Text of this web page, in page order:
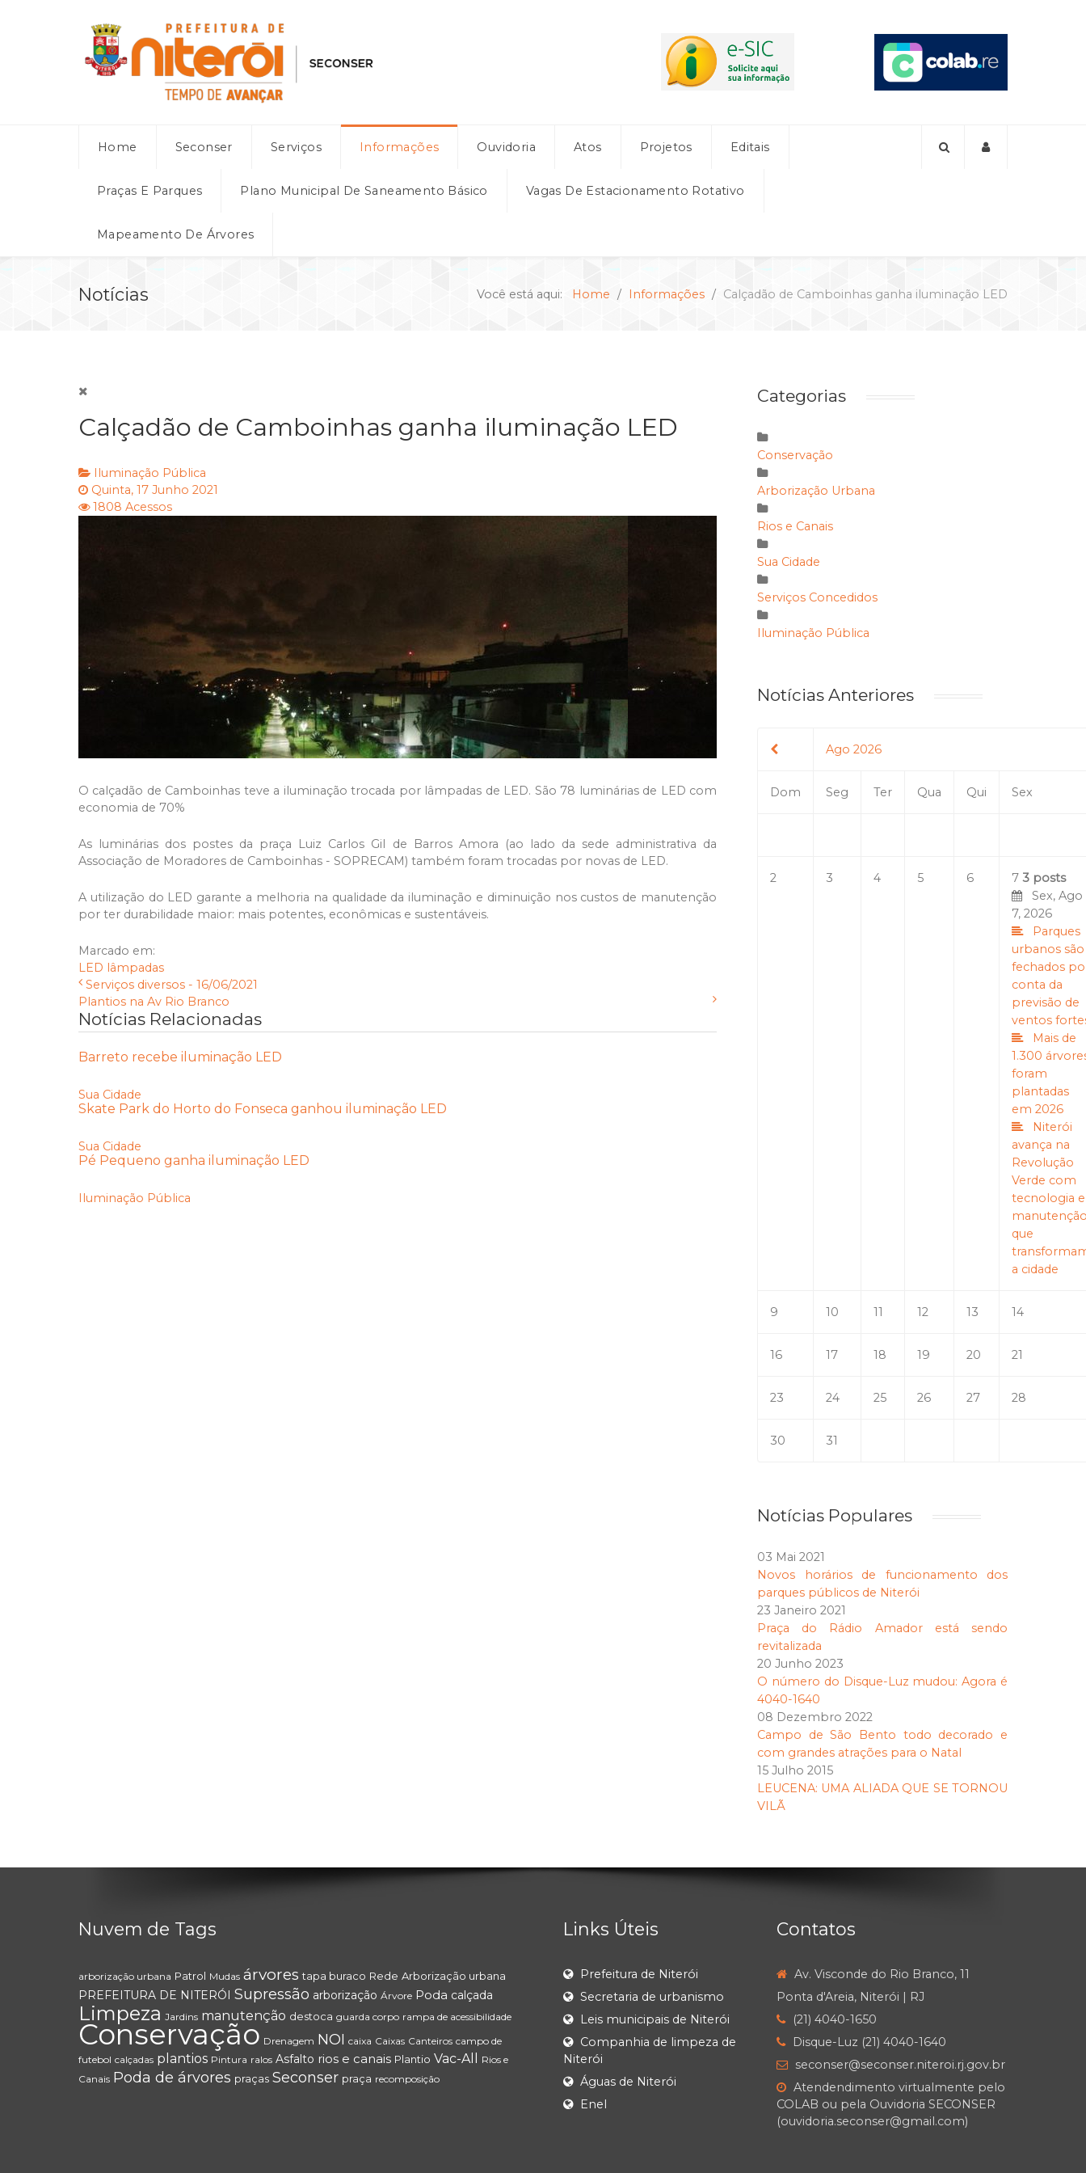
Home Seconser Serviços Informações Ouvidoria Atos Projetos Editais
Praças E Parques Plano Municipal De Saneamento Básico Vagas De Estacionamento Rotativo
Mapeamento De Árvores
Notícias Você está aqui: Home Informações Calçadão de Camboinhas ganha iluminação LED
Calçadão de Camboinhas ganha iluminação LED
Iluminação Pública
Quinta, 17 Junho 2021
1808 Acessos
O calçadão de Camboinhas teve a iluminação trocada por lâmpadas de LED. São 78 luminárias de LED com
economia de 70%
As luminárias dos postes da praça Luiz Carlos Gil de Barros Amora (ao lado da sede administrativa da
Associação de Moradores de Camboinhas - SOPRECAM) também foram trocadas por novas de LED.
A utilização do LED garante a melhoria na qualidade da iluminação e diminuição nos custos de manutenção
por ter durabilidade maior: mais potentes, econômicas e sustentáveis.
Marcado em:
LED lâmpadas
Serviços diversos - 16/06/2021
Plantios na Av Rio Branco
Notícias Relacionadas
Barreto recebe iluminação LED
Sua Cidade
Skate Park do Horto do Fonseca ganhou iluminação LED
Sua Cidade
Pé Pequeno ganha iluminação LED
Iluminação Pública
Categorias
Conservação
Arborização Urbana
Rios e Canais
Sua Cidade
Serviços Concedidos
Iluminação Pública
Notícias Anteriores
Ago 2026
Dom Seg Ter Qua Qui Sex
2 3 4 5 6 7 3 posts
Sex, Ago
7, 2026
Parques
urbanos são
fechados
conta da
previsão de
ventos
Mais de
1.300
foram
plantadas
em 2026
Niterói
avança na
Revolução
Verde com
tecnologia e
que
a cidade
9 10 11 12 13 14
16 17 18 19 20 21
23 24 25 26 27 28
30 31
Notícias Populares
03 Mai 2021
Novos horários de funcionamento dos
parques públicos de Niterói
23 Janeiro 2021
Praça do Rádio Amador está sendo
revitalizada
20 Junho 2023
O número do Disque-Luz mudou: Agora é
4040-1640
08 Dezembro 2022
Campo de São Bento todo decorado e
com grandes atrações para o Natal
15 Julho 2015
LEUCENA: UMA ALIADA QUE SE TORNOU
VILÃ
Nuvem de Tags
arborização urbana Patrol Mudas árvores tapa buraco Rede Arborização urbana
PREFEITURA DE NITERÓI Supressão arborização Árvore Poda calçada
Limpeza Jardins manutenção destoca guarda corpo rampa de acessibilidade
Conservação Drenagem NOI caixa Caixas Canteiros campo de
futebol calçadas plantios Pintura ralos Asfalto rios e canais Plantio Vac-All
Rios e
Canais Poda de árvores praças Seconser praça recomposição
Links Úteis
Prefeitura de Niterói
Secretaria de urbanismo
Leis municipais de Niterói
Companhia de limpeza de
Niterói
Águas de Niterói
Enel
Contatos
Av. Visconde do Rio Branco, 11
Ponta d'Areia, Niterói | RJ
(21) 4040-1650
Disque-Luz (21) 4040-1640
seconser@seconser.niteroi.rj.gov.br
Atendendimento virtualmente pelo
COLAB ou pela Ouvidoria SECONSER
(ouvidoria.seconser@gmail.com)